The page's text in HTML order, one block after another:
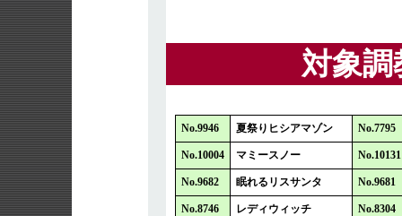
対象
No.9946 夏祭りヒシアマゾン No.7795
No.10004 マミースノー No.10131
No.9682 眠れるリスサンタ No.9681
No.8746 レディウィッチ No.8304